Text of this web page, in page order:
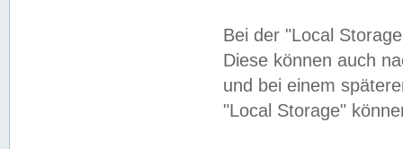
Bei der "Local
Diese können auch
und bei einem
"Local Storage"